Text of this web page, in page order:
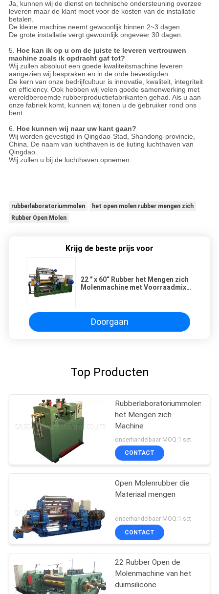
Ja, kunnen wij de dienst en technische ondersteuning overzee
leveren maar de klant moet voor de kosten van de installatie
betalen.
De kleine machine neemt gewoonlijk binnen 2~3 dagen.
De grote installatie vergt gewoonlijk ongeveer 30 dagen.
5. Hoe kan ik op u om de juiste te leveren vertrouwen
machine zoals ik opdracht gaf tot?
Wij zullen absoluut een goede kwaliteitsmachine leveren
aangezien wij bespraken en in de orde bevestigden.
De kern van onze bedrijfcultuur is innovatie, kwaliteit, integriteit
en efficiency. Ook hebben wij velen goede samenwerking met
wereldberoemde rubberproductiefabrikanten gehad. Als u aan
onze fabriek komt, kunnen wij tonen u de gebruiker rond ons
bent.
6. Hoe kunnen wij naar uw kant gaan?
Wij worden gevestigd in Qingdao-Stad, Shandong-provincie,
China. De naam van luchthaven is de liuting luchthaven van
Qingdao.
Wij zullen u bij de luchthaven opnemen.
rubberlaboratoriummolen
het open molen rubber mengen zich
Rubber Open Molen
Krijg de beste prijs voor
22 " x 60“ Rubber het Mengen zich
Molenmachine met Voorraadmixer
Doorgaan
Top Producten
Rubberlaboratoriummolen
het Mengen zich
Machine
onderhandelbaar MOQ:1 set
CONTACT
Open Molenrubber die
Materiaal mengen
onderhandelbaar MOQ:1 set
CONTACT
22 Rubber Open de
Molenmachine van het
duimsilicone